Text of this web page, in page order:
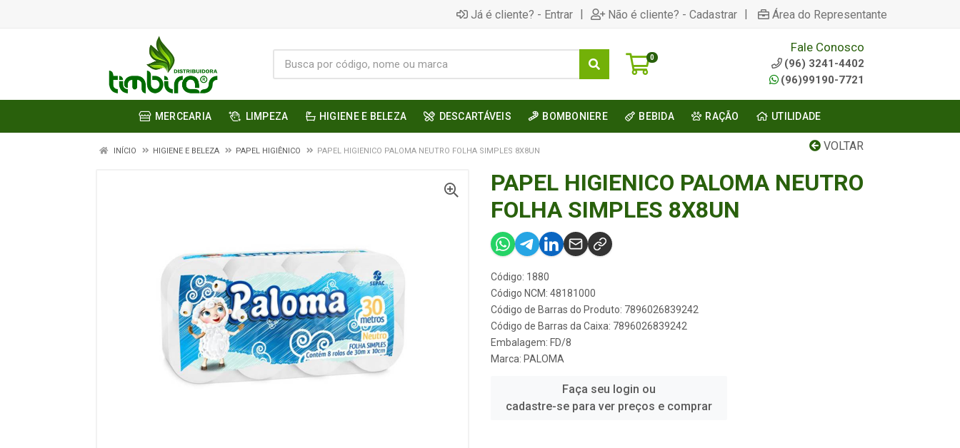
Já é cliente? - Entrar | Não é cliente? - Cadastrar | Área do Representante
0
Fale Conosco
(96) 3241-4402
(96)99190-7721
MERCEARIA LIMPEZA HIGIENE E BELEZA DESCARTÁVEIS BOMBONIERE BEBIDA RAÇÃO UTILIDADE
VOLTAR
INÍCIO HIGIENE E BELEZA PAPEL HIGIÊNICO PAPEL HIGIENICO PALOMA NEUTRO FOLHA SIMPLES 8X8UN
PAPEL HIGIENICO PALOMA NEUTRO
FOLHA SIMPLES 8X8UN
Código: 1880
Código NCM: 48181000
Código de Barras do Produto: 7896026839242
Código de Barras da Caixa: 7896026839242
Embalagem: FD/8
Marca: PALOMA
Faça seu login ou
cadastre-se para ver preços e comprar